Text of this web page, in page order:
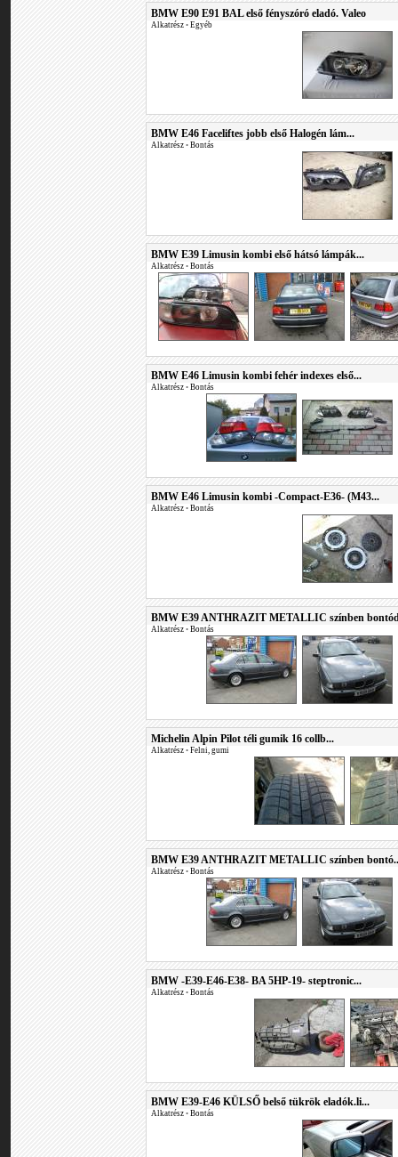
BMW E90 E91 BAL első fényszóró eladó. Valeo
Alkatrész • Egyéb
BMW E46 Faceliftes jobb első Halogén lám...
Alkatrész • Bontás
BMW E39 Limusin kombi első hátsó lámpák...
Alkatrész • Bontás
BMW E46 Limusin kombi fehér indexes első...
Alkatrész • Bontás
BMW E46 Limusin kombi -Compact-E36- (M43...
Alkatrész • Bontás
BMW E39 ANTHRAZIT METALLIC színben
Alkatrész • Bontás
Michelin Alpin Pilot téli gumik 16 collb...
Alkatrész • Felni, gumi
BMW E39 ANTHRAZIT METALLIC színben
Alkatrész • Bontás
BMW -E39-E46-E38- BA 5HP-19- steptronic...
Alkatrész • Bontás
BMW E39-E46 KÜLSŐ belső tükrök eladók.li...
Alkatrész • Bontás